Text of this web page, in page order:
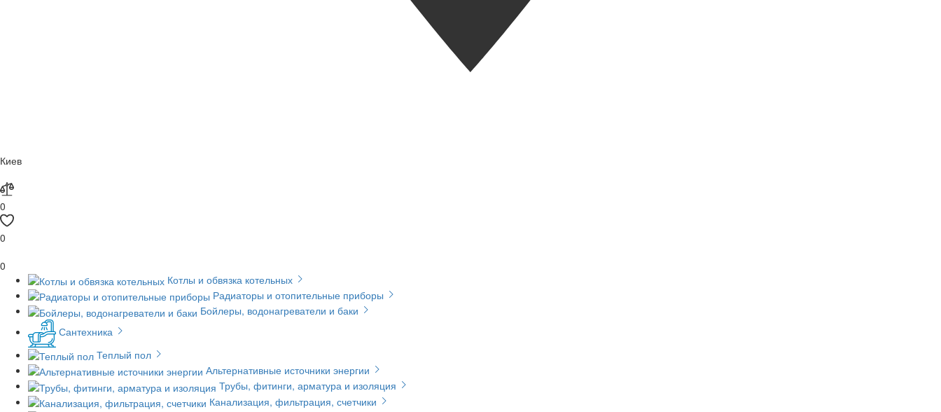
Киев
0
0
0
Котлы и обвязка котельных
Радиаторы и отопительные приборы
Бойлеры, водонагреватели и баки
Сантехника
Теплый пол
Альтернативные источники энергии
Трубы, фитинги, арматура и изоляция
Канализация, фильтрация, счетчики